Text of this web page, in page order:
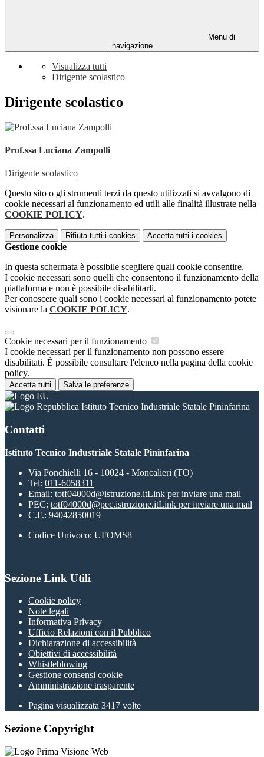
Menu di
navigazione
Visualizza tutti
Dirigente scolastico
Dirigente scolastico
Prof.ssa Luciana Zampolli
Dirigente scolastico
Questo sito o gli strumenti terzi da questo utilizzati si avvalgono di
cookie necessari al funzionamento ed utili alle finalità illustrate nella
COOKIE POLICY.
Personalizza Rifiuta tutti i cookies Accetta tutti i cookies
Gestione cookie
In questa schermata è possibile scegliere quali cookie consentire.
I cookie necessari sono quelli che consentono il funzionamento della
piattaforma e non è possibile disabilitarli.
Per conoscere quali sono i cookie necessari al funzionamento potete
visionare la COOKIE POLICY.
Cookie necessari per il funzionamento
I cookie necessari per il funzionamento non possono essere
disabilitati. È possibile consultare l'elenco nella pagina della cookie
policy.
Accetta tutti Salva le preferenze
Istituto Tecnico Industriale Statale Pininfarina
Contatti
Istituto Tecnico Industriale Statale Pininfarina
Via Ponchielli 16 - 10024 - Moncalieri (TO)
Tel: 011-6058311
Email: totf04000d@istruzione.itLink per inviare una mail
PEC: totf04000d@pec.istruzione.itLink per inviare una mail
C.F.: 94042850019
Codice Univoco: UFOMS8
Sezione Link Utili
Cookie policy
Note legali
Informativa Privacy
Ufficio Relazioni con il Pubblico
Dichiarazione di accessibilità
Obiettivi di accessibilità
Whistleblowing
Gestione consensi cookie
Amministrazione trasparente
Pagina visualizzata 3417 volte
Sezione Copyright